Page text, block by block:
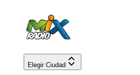
Elegir Ciudad